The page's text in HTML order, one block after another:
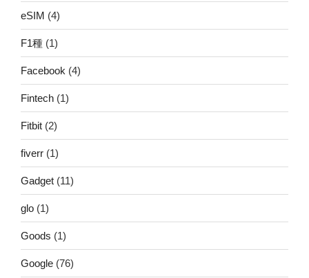
eSIM (4)
F1種 (1)
Facebook (4)
Fintech (1)
Fitbit (2)
fiverr (1)
Gadget (11)
glo (1)
Goods (1)
Google (76)